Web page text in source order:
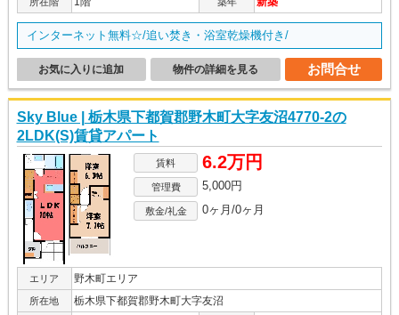
インターネット無料☆/追い焚き・浴室乾燥機付き/
お問合せ
物件の詳細を見る
お気に入りに追加
Sky Blue | 栃木県下都賀郡野木町大字友沼4770-2の
2LDK(S)賃貸アパート
賃料 6.2万円
管理費 5,000円
敷金/礼金 0ヶ月/0ヶ月
エリア 野木町エリア
所在地 栃木県下都賀郡野木町大字友沼